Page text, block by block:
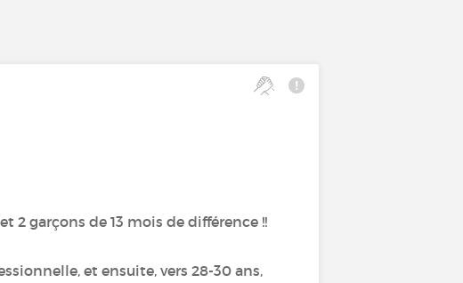
2 garçons de 13 mois de différence !!
et ensuite, vers 28-30 ans,